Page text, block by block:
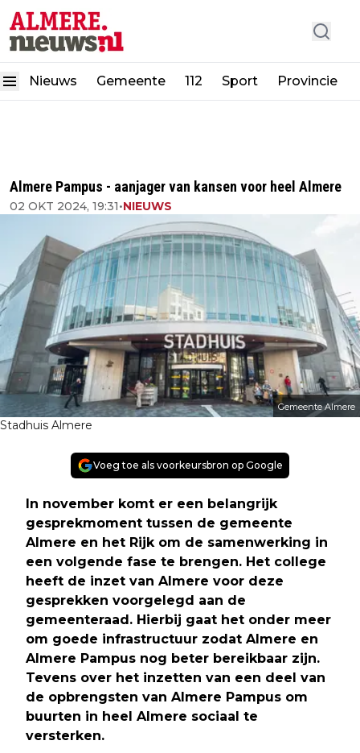
Nieuws Gemeente 112 Sport Provincie
Almere Pampus - aanjager van kansen voor heel Almere
02 OKT 2024, 19:31•NIEUWS
Gemeente Almere
Stadhuis Almere
Voeg toe als voorkeursbron op Google
In november komt er een belangrijk
gesprekmoment tussen de gemeente
Almere en het Rijk om de samenwerking in
een volgende fase te brengen. Het college
heeft de inzet van Almere voor deze
gesprekken voorgelegd aan de
gemeenteraad. Hierbij gaat het onder meer
om goede infrastructuur zodat Almere en
Almere Pampus nog beter bereikbaar zijn.
Tevens over het inzetten van een deel van
de opbrengsten van Almere Pampus om
buurten in heel Almere sociaal te
versterken.